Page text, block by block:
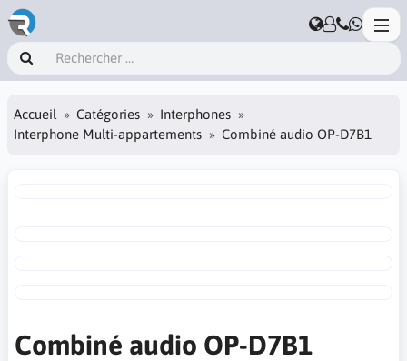
Accueil Catégories
Interphones
Interphone Multi-appartements
Combiné audio OP-D7B1
Combiné audio OP-D7B1